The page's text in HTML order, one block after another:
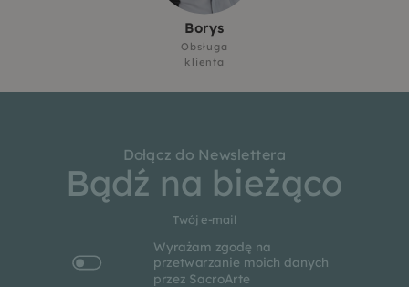
Borys
Obsługa
klienta
Dołącz do Newslettera
Bądź na bieżąco
Wyrażam zgodę na
przetwarzanie moich danych
przez SacroArte